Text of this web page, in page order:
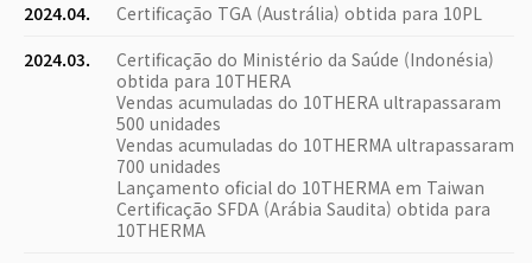
2024.04.
Certificação TGA (Austrália) obtida para 10PL
2024.03.
Certificação do Ministério da Saúde (Indonésia)
obtida para 10THERA
Vendas acumuladas do 10THERA ultrapassaram
500 unidades
Vendas acumuladas do 10THERMA ultrapassaram
700 unidades
Lançamento oficial do 10THERMA em Taiwan
Certificação SFDA (Arábia Saudita) obtida para
10THERMA